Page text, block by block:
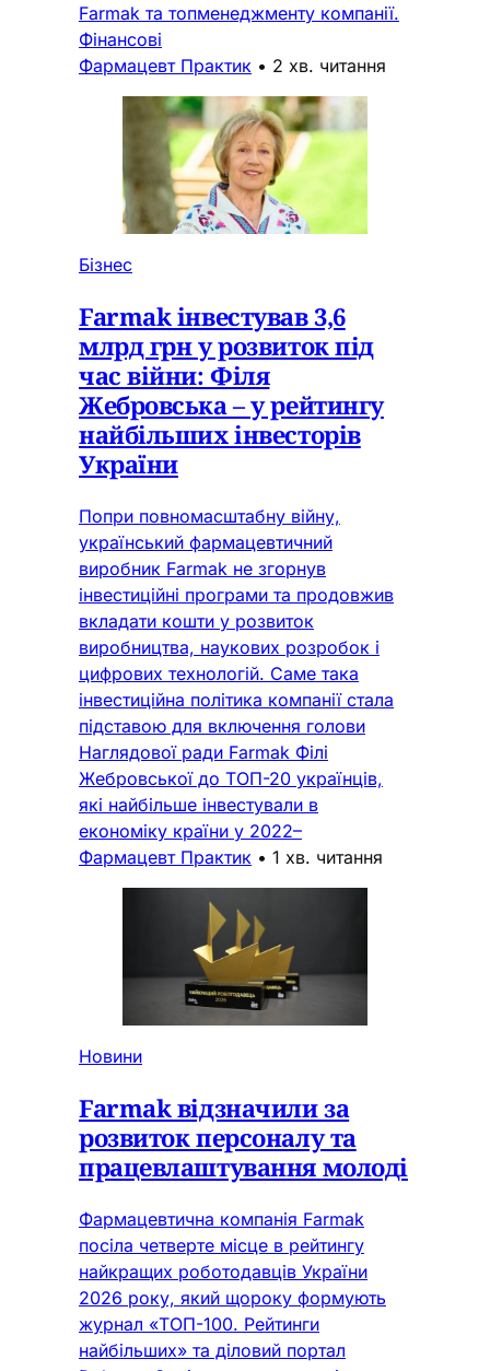
Farmak та топменеджменту компанії.
Фінансові
Фармацевт Практик • 2 хв. читання
Бізнес
Farmak інвестував 3,6
млрд грн у розвиток під
час війни: Філя
Жебровська – у рейтингу
найбільших інвесторів
України
Попри повномасштабну війну,
український фармацевтичний
виробник Farmak не згорнув
інвестиційні програми та продовжив
вкладати кошти у розвиток
виробництва, наукових розробок і
цифрових технологій. Саме така
інвестиційна політика компанії стала
підставою для включення голови
Наглядової ради Farmak Філі
Жебровської до ТОП-20 українців,
які найбільше інвестували в
економіку країни у 2022–
Фармацевт Практик • 1 хв. читання
Новини
Farmak відзначили за
розвиток персоналу та
працевлаштування молоді
Фармацевтична компанія Farmak
посіла четверте місце в рейтингу
найкращих роботодавців України
2026 року, який щороку формують
журнал «ТОП-100. Рейтинги
найбільших» та діловий портал